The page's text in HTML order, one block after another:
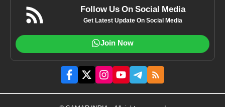
Follow Us On Social Media
Get Latest Update On Social Media
Join Now